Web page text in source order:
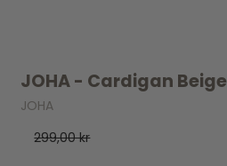
JOHA - Cardigan Beige
JOHA
299,00 kr